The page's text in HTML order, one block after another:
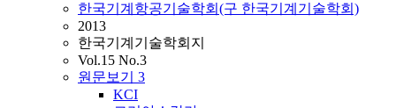
한국기계항공기술학회(구 한국기계기술학회)
2013
한국기계기술학회지
Vol.15 No.3
원문보기 3
KCI